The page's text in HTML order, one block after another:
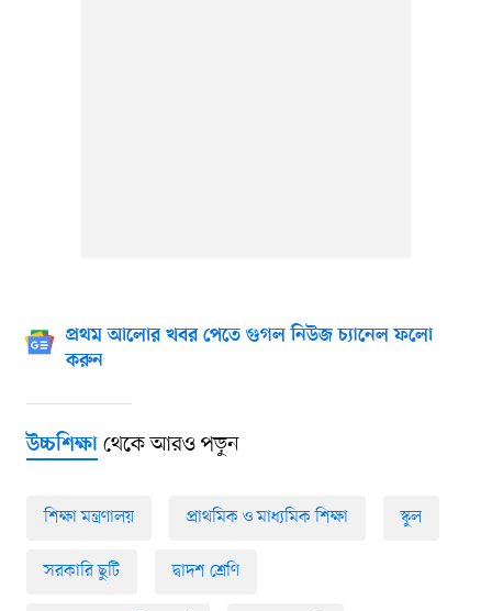
প্রথম আলোর খবর পেতে গুগল নিউজ চ্যানেল ফলো
করুন
উচ্চশিক্ষাথেকে আরও পড়ুন
শিক্ষা মন্ত্রণালয় প্রাথমিক ও মাধ্যমিক শিক্ষা স্কুল
সরকারি ছুটি দ্বাদশ শ্রেণি